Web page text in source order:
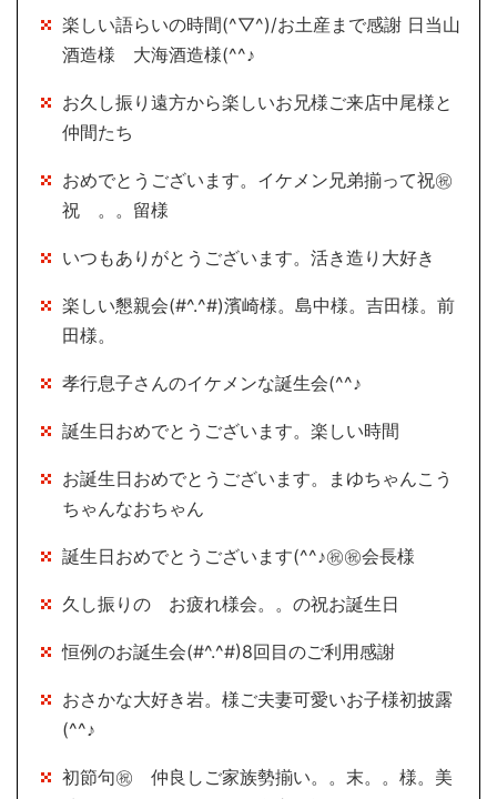
楽しい語らいの時間(^▽^)/お土産まで感謝 日当山
酒造様 大海酒造様(^^♪
お久し振り遠方から楽しいお兄様ご来店中尾様と
仲間たち
おめでとうございます。イケメン兄弟揃って祝㊗
祝 。。留様
いつもありがとうございます。活き造り大好き
楽しい懇親会(#^.^#)濱崎様。島中様。吉田様。前
田様。
孝行息子さんのイケメンな誕生会(^^♪
誕生日おめでとうございます。楽しい時間
お誕生日おめでとうございます。まゆちゃんこう
ちゃんなおちゃん
誕生日おめでとうございます(^^♪㊗㊗会長様
久し振りの お疲れ様会。。の祝お誕生日
恒例のお誕生会(#^.^#)8回目のご利用感謝
おさかな大好き岩。様ご夫妻可愛いお子様初披露
(^^♪
初節句㊗ 仲良しご家族勢揃い。。末。。様。美